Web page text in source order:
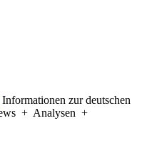
Informationen zur deutschen
+ Analysen +